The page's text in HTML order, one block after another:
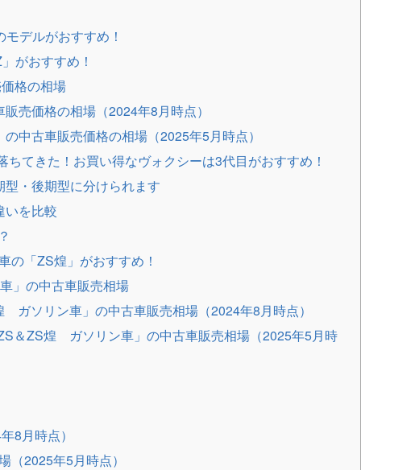
デルがおすすめ！
がおすすめ！
格の相場
売価格の相場（2024年8月時点）
中古車販売価格の相場（2025年5月時点）
ちてきた！お買い得なヴォクシーは3代目がおすすめ！
・後期型に分けられます
を比較
の「ZS煌」がおすすめ！
」の中古車販売相場
ガソリン車」の中古車販売相場（2024年8月時点）
＆ZS煌 ガソリン車」の中古車販売相場（2025年5月時
8月時点）
（2025年5月時点）